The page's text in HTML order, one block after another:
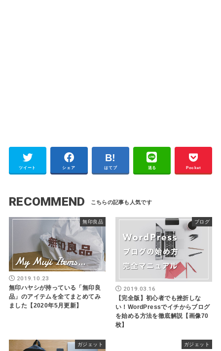
ツイート シェア はてブ 送る Pocket
RECOMMEND
無印良品
2019.10.23
無印ハヤシが持っている「無印良
品」のアイテムを全てまとめてみ
ました【2020年5月更新】
ブログ
2019.03.16
【完全版】初心者でも挫折しな
い！WordPressでイチからブログ
を始める方法を徹底解説【画像70
枚】
ガジェット ガジェット